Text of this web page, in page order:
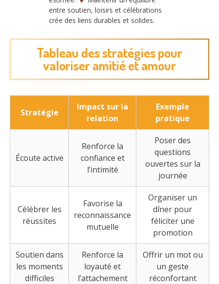
entre soutien, loisirs et célébrations
crée des liens durables et solides.
Tableau des stratégies pour
valoriser amitié et amour
Stratégie
Impact sur la
relation
Exemple
pratique
Écoute active
Renforce la
confiance et
l’intimité
Poser des
questions
ouvertes sur la
journée
Célébrer les
réussites
Favorise la
reconnaissance
mutuelle
Organiser un
dîner pour
féliciter une
promotion
Soutien dans
les moments
difficiles
Renforce la
loyauté et
l’attachement
Offrir un mot ou
un geste
réconfortant